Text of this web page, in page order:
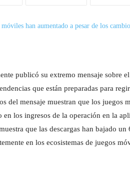
publicó su extremo mensaje sobre
que están preparadas para
del mensaje muestran que los juegos
en los ingresos de la operación en la
que las descargas han bajado
en los ecosistemas de juegos